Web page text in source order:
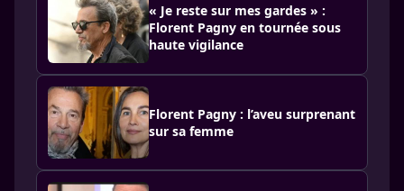
« Je reste sur mes gardes » :
Florent Pagny en tournée sous
haute vigilance
Florent Pagny : l’aveu surprenant
sur sa femme